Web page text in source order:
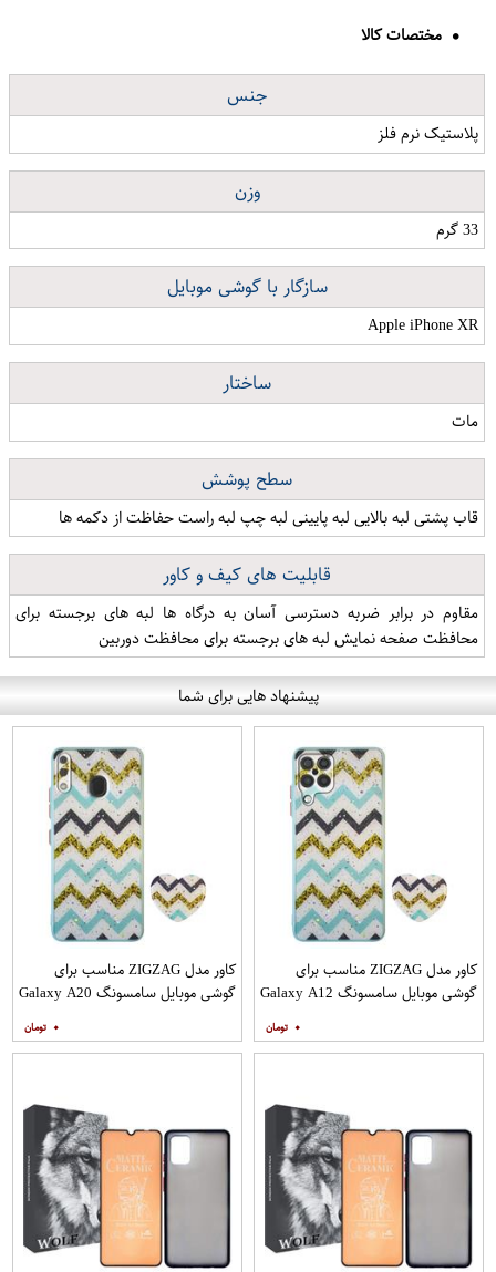
مختصات کالا
جنس
پلاستیک نرم فلز
وزن
33 گرم
سازگار با گوشی موبایل
Apple iPhone XR
ساختار
مات
سطح پوشش
قاب پشتی لبه بالایی لبه پایینی لبه چپ لبه راست حفاظت از دکمه ها
قابلیت های کیف و کاور
مقاوم در برابر ضربه دسترسی آسان به درگاه ها لبه های برجسته برای
محافظت صفحه نمایش لبه های برجسته برای محافظت دوربین
پیشنهاد هایی برای شما
کاور مدل ZIGZAG مناسب برای
گوشی موبایل سامسونگ Galaxy A12
۰
کاور مدل ZIGZAG مناسب برای
گوشی موبایل سامسونگ Galaxy A20
۰